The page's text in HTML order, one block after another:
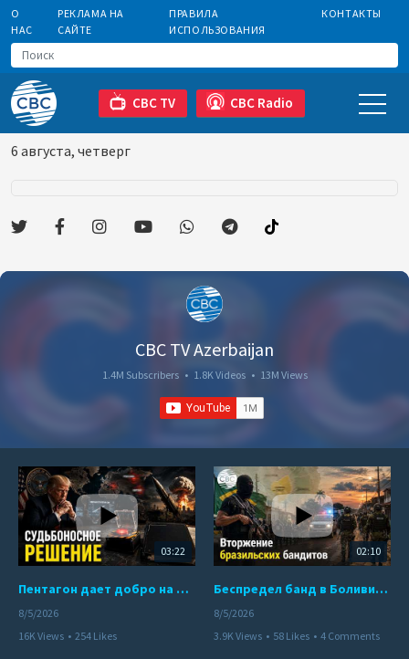
О
НАС
РЕКЛАМА НА
САЙТЕ
ПРАВИЛА
ИСПОЛЬЗОВАНИЯ
КОНТАКТЫ
CBC TV CBC Radio
6 августа, четверг
CBC TV Azerbaijan
1.4M Subscribers • 1.8K Videos • 13M Views
03:22
Пентагон дает добро на ядерный удар по противникам США
8/5/2026
16K Views • 254 Likes
02:10
Беспредел банд в Боливии. Расправы над наркоторговцами
8/5/2026
3.9K Views • 58 Likes • 4 Comments